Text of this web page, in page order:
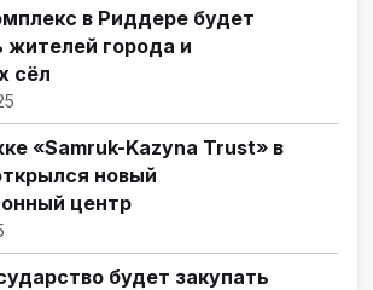
в Риддере будет
жителей города и
сёл
«Samruk-Kazyna Trust» в
новый
центр
будет закупать